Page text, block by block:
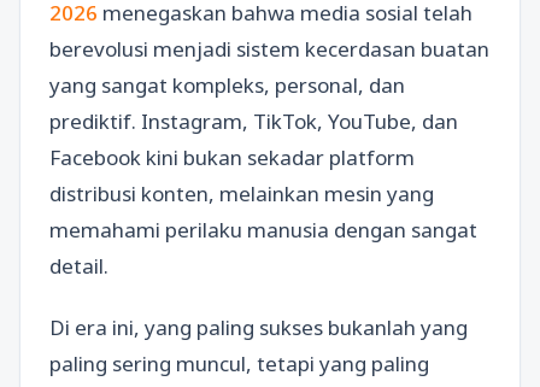
2026 menegaskan bahwa media sosial telah
berevolusi menjadi sistem kecerdasan buatan
yang sangat kompleks, personal, dan
prediktif. Instagram, TikTok, YouTube, dan
Facebook kini bukan sekadar platform
distribusi konten, melainkan mesin yang
memahami perilaku manusia dengan sangat
detail.
Di era ini, yang paling sukses bukanlah yang
paling sering muncul, tetapi yang paling